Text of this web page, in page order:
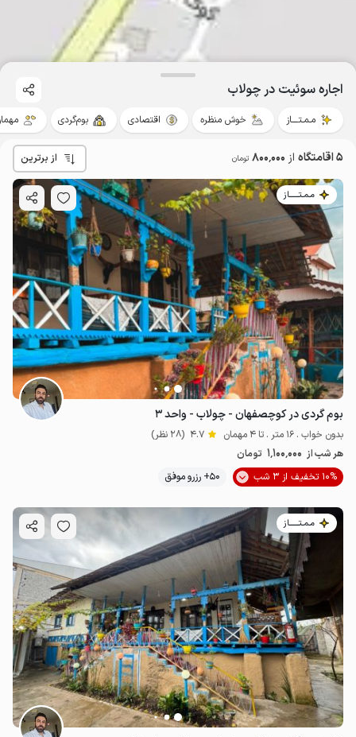
2.5میلیون ت 4.7
اجاره سوئیت در چولاب
مـمـتــــاز خوش منظره اقتصادی بوم‌گردی
5 اقامتگاه از 800٬000 تومان از برترین
مـمـتــــــاز
بوم گردی در کوچصفهان - چولاب - واحد ۳
بدون خواب . 16 متر . تا 4 مهمان 4.7 (28 نظر)
هر شب از 1٬100٬000 تومان
10% تخفیف از 3 شب
50+ رزرو موفق
مـمـتــــــاز